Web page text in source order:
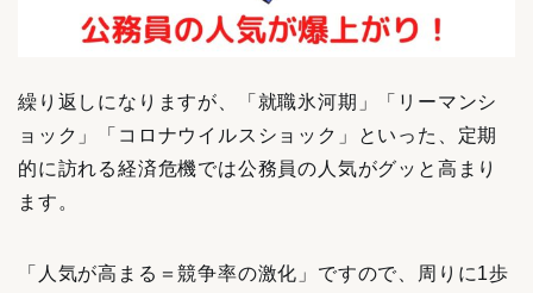
繰り返しになりますが、「就職氷河期」「リーマンシ
ョック」「コロナウイルスショック」といった、定期
的に訪れる経済危機では公務員の人気がグッと高まり
ます。
「人気が高まる＝競争率の激化」ですので、周りに1歩